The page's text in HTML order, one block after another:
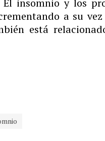
El insomnio y los
a su
está